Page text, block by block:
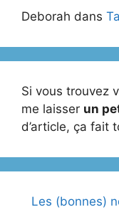
Deborah dans
Si vous trouvez
me laisser un
d’article, ça fait
Les (bonnes)